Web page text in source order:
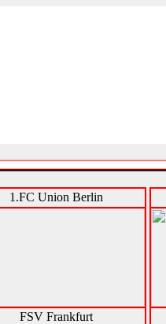
1.FC Union Berlin
FSV Frankfurt